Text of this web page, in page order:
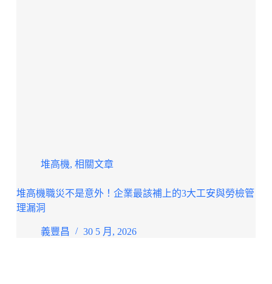
堆高機, 相關文章
堆高機職災不是意外！企業最該補上的3大工安與勞檢管
理漏洞
義豐昌 30 5 月, 2026